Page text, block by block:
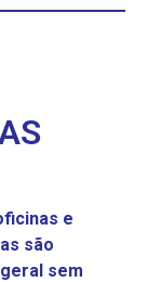
e
são
sem